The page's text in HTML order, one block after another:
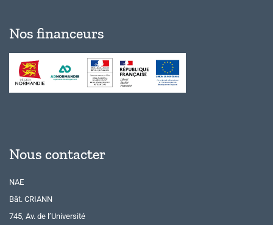
Nos financeurs
Nous contacter
NAE
Bât. CRIANN
745, Av. de l’Université